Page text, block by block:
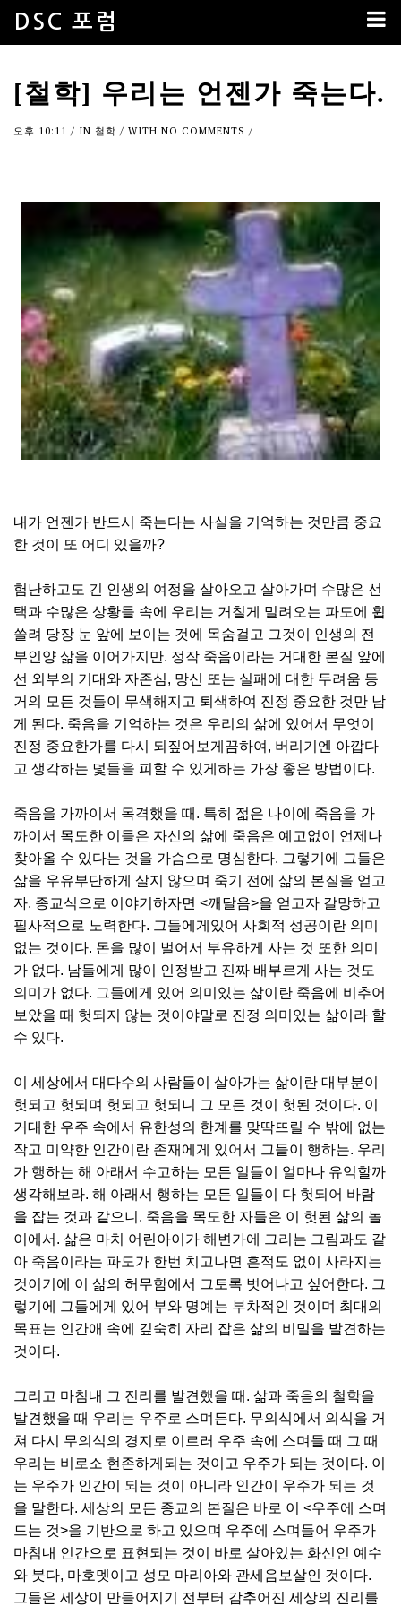
DSC 포럼
[철학] 우리는 언젠가 죽는다.
오후 10:11 / IN 철학 / WITH NO COMMENTS /
내가 언젠가 반드시 죽는다는 사실을 기억하는 것만큼 중요
한 것이 또 어디 있을까?
험난하고도 긴 인생의 여정을 살아오고 살아가며 수많은 선
택과 수많은 상황들 속에 우리는 거칠게 밀려오는 파도에 휩
쓸려 당장 눈 앞에 보이는 것에 목숨걸고 그것이 인생의 전
부인양 삶을 이어가지만. 정작 죽음이라는 거대한 본질 앞에
선 외부의 기대와 자존심, 망신 또는 실패에 대한 두려움 등
거의 모든 것들이 무색해지고 퇴색하여 진정 중요한 것만 남
게 된다. 죽음을 기억하는 것은 우리의 삶에 있어서 무엇이
진정 중요한가를 다시 되짚어보게끔하여, 버리기엔 아깝다
고 생각하는 덫들을 피할 수 있게하는 가장 좋은 방법이다.
죽음을 가까이서 목격했을 때. 특히 젊은 나이에 죽음을 가
까이서 목도한 이들은 자신의 삶에 죽음은 예고없이 언제나
찾아올 수 있다는 것을 가슴으로 명심한다. 그렇기에 그들은
삶을 우유부단하게 살지 않으며 죽기 전에 삶의 본질을 얻고
자. 종교식으로 이야기하자면 <깨달음>을 얻고자 갈망하고
필사적으로 노력한다. 그들에게있어 사회적 성공이란 의미
없는 것이다. 돈을 많이 벌어서 부유하게 사는 것 또한 의미
가 없다. 남들에게 많이 인정받고 진짜 배부르게 사는 것도
의미가 없다. 그들에게 있어 의미있는 삶이란 죽음에 비추어
보았을 때 헛되지 않는 것이야말로 진정 의미있는 삶이라 할
수 있다.
이 세상에서 대다수의 사람들이 살아가는 삶이란 대부분이
헛되고 헛되며 헛되고 헛되니 그 모든 것이 헛된 것이다. 이
거대한 우주 속에서 유한성의 한계를 맞딱뜨릴 수 밖에 없는
작고 미약한 인간이란 존재에게 있어서 그들이 행하는. 우리
가 행하는 해 아래서 수고하는 모든 일들이 얼마나 유익할까
생각해보라. 해 아래서 행하는 모든 일들이 다 헛되어 바람
을 잡는 것과 같으니. 죽음을 목도한 자들은 이 헛된 삶의 놀
이에서. 삶은 마치 어린아이가 해변가에 그리는 그림과도 같
아 죽음이라는 파도가 한번 치고나면 흔적도 없이 사라지는
것이기에 이 삶의 허무함에서 그토록 벗어나고 싶어한다. 그
렇기에 그들에게 있어 부와 명예는 부차적인 것이며 최대의
목표는 인간애 속에 깊숙히 자리 잡은 삶의 비밀을 발견하는
것이다.
그리고 마침내 그 진리를 발견했을 때. 삶과 죽음의 철학을
발견했을 때 우리는 우주로 스며든다. 무의식에서 의식을 거
쳐 다시 무의식의 경지로 이르러 우주 속에 스며들 때 그 때
우리는 비로소 현존하게되는 것이고 우주가 되는 것이다. 이
는 우주가 인간이 되는 것이 아니라 인간이 우주가 되는 것
을 말한다. 세상의 모든 종교의 본질은 바로 이 <우주에 스며
드는 것>을 기반으로 하고 있으며 우주에 스며들어 우주가
마침내 인간으로 표현되는 것이 바로 살아있는 화신인 예수
와 붓다, 마호멧이고 성모 마리아와 관세음보살인 것이다.
그들은 세상이 만들어지기 전부터 감추어진 세상의 진리를